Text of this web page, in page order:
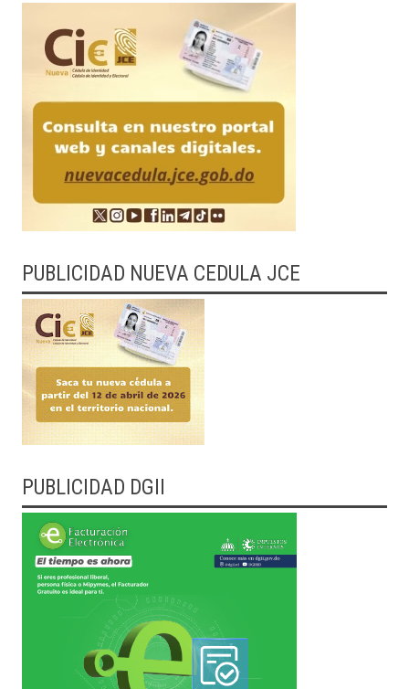
PUBLICIDAD NUEVA CEDULA JCE
PUBLICIDAD DGII